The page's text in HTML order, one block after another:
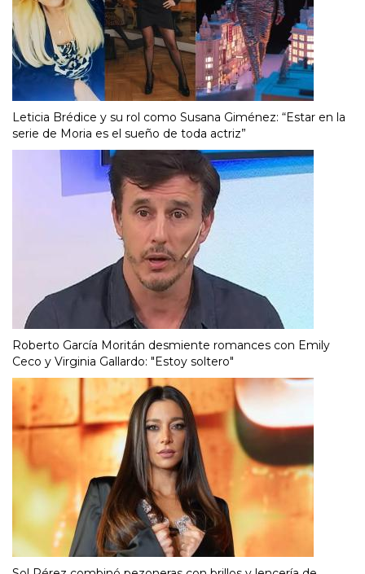
Leticia Brédice y su rol como Susana Giménez: “Estar en la
serie de Moria es el sueño de toda actriz”
Roberto García Moritán desmiente romances con Emily
Ceco y Virginia Gallardo: "Estoy soltero"